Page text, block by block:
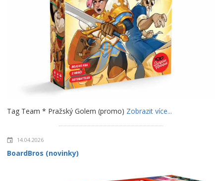
Tag Team * Pražský Golem (promo) Zobrazit více...
14.04.2026
BoardBros (novinky)